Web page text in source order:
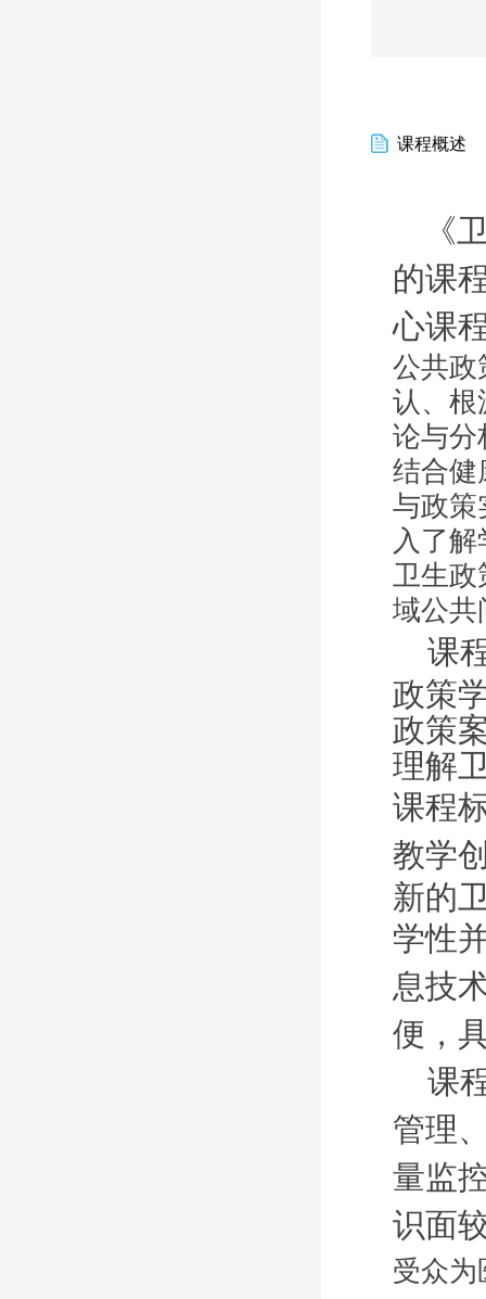
课程概述
《
的课
心课
公共政
认、根
论与分
结合健
与政策
入了
卫生政
域公共
课
政策
政策
理解
课程
教学
新的
学性
息技
便，
课
管理
量监
识面
受众为